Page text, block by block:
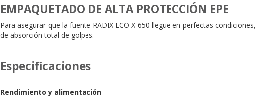
EMPAQUETADO DE ALTA PROTECCIÓN EPE
Para asegurar que la fuente RADIX ECO X 650 llegue en perfectas
de absorción total de golpes.
Especificaciones
Rendimiento y alimentación